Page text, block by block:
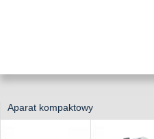
Aparat kompaktowy